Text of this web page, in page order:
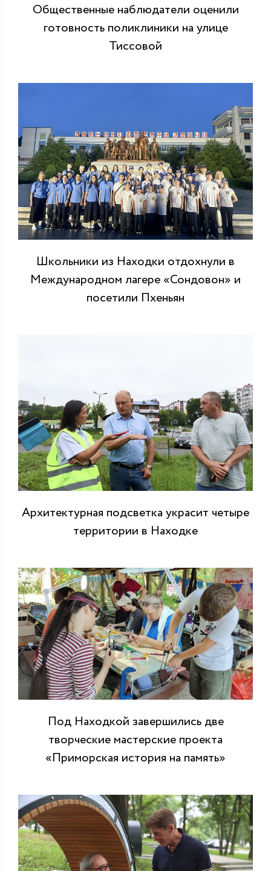
Общественные наблюдатели оценили
готовность поликлиники на улице
Тиссовой
Школьники из Находки отдохнули в
Международном лагере «Сондовон» и
посетили Пхеньян
Архитектурная подсветка украсит четыре
территории в Находке
Под Находкой завершились две
творческие мастерские проекта
«Приморская история на память»